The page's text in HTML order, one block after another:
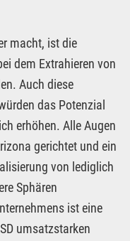
macht, ist die
dem Extrahieren von
Auch diese
das Potenzial
erhöhen. Alle Augen
gerichtet und ein
von lediglich
Sphären
ist eine
umsatzstarken